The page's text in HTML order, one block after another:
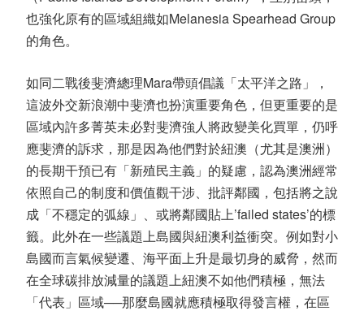
也強化原有的區域組織如Melanesia Spearhead Group
的角色。
如同二戰後斐濟總理Mara帶頭倡議「太平洋之路」，
這波外交新浪潮中斐濟也扮演重要角色，但更重要的是
區域內許多菁英未必對斐濟強人將政變美化買單，仍呼
應斐濟的訴求，那是因為他們對於紐澳（尤其是澳洲）
的長期干預已有「新殖民主義」的疑慮，認為澳洲經常
依照自己的制度和價值觀干涉、批評鄰國，包括將之說
成「不穩定的弧線」、或將鄰國貼上’failed states’的標
籤。此外在一些議題上島國與紐澳利益衝突。例如對小
島國而言氣候變遷、海平面上升是最切身的威脅，然而
在全球碳排放減量的議題上紐澳不如他們積極，無法
「代表」區域──那麼島國就應積極取得發言權，在區